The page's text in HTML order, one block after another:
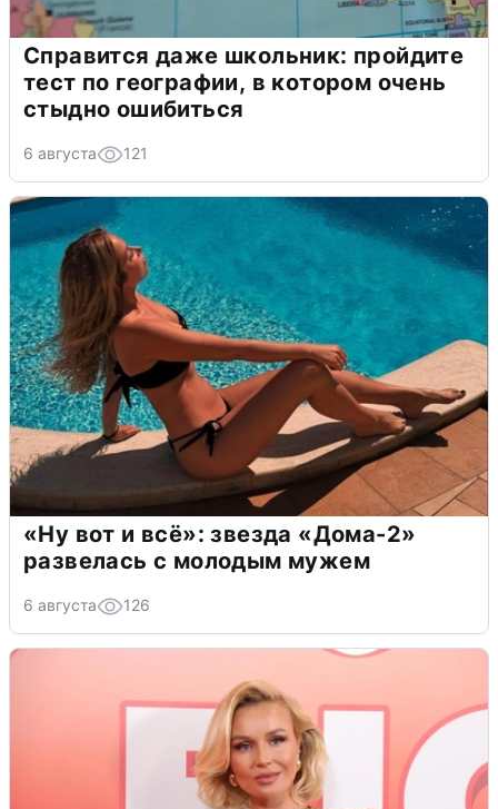
Справится даже школьник: пройдите
тест по географии, в котором очень
стыдно ошибиться
6 августа 121
«Ну вот и всё»: звезда «Дома-2»
развелась с молодым мужем
6 августа 126